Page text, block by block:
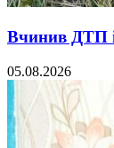
Вчинив ДТП і
05.08.2026